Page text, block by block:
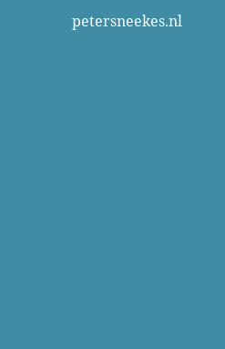
petersneekes.nl